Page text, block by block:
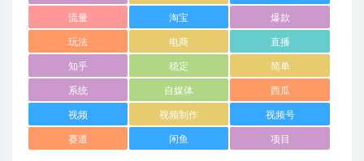
流量 淘宝 爆款
玩法 电商 直播
知乎 稳定 简单
系统 自媒体 西瓜
视频 视频制作 视频号
赛道 闲鱼 项目